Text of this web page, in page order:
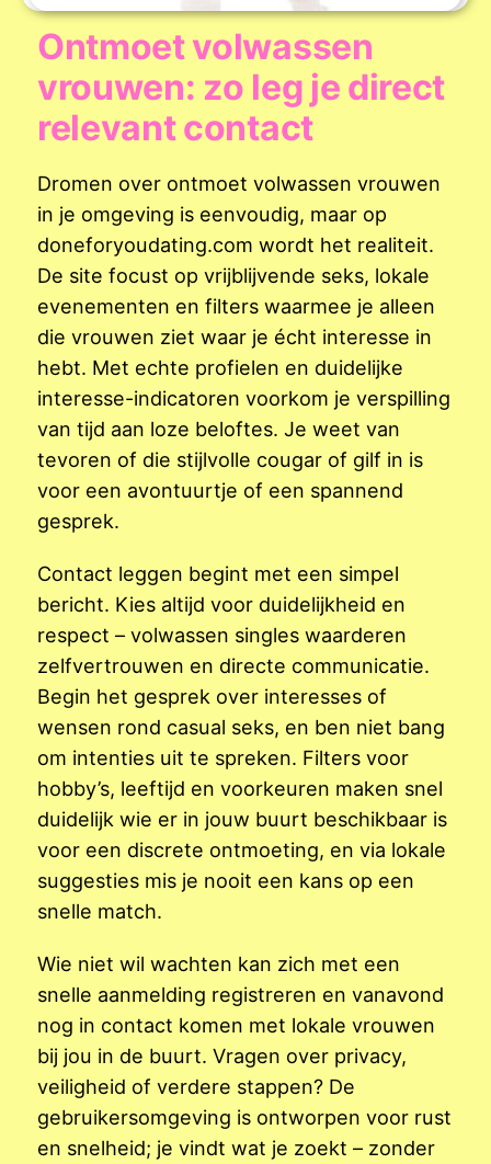
Ontmoet volwassen
vrouwen: zo leg je direct
relevant contact
Dromen over ontmoet volwassen vrouwen
in je omgeving is eenvoudig, maar op
doneforyoudating.com wordt het realiteit.
De site focust op vrijblijvende seks, lokale
evenementen en filters waarmee je alleen
die vrouwen ziet waar je écht interesse in
hebt. Met echte profielen en duidelijke
interesse-indicatoren voorkom je verspilling
van tijd aan loze beloftes. Je weet van
tevoren of die stijlvolle cougar of gilf in is
voor een avontuurtje of een spannend
gesprek.
Contact leggen begint met een simpel
bericht. Kies altijd voor duidelijkheid en
respect – volwassen singles waarderen
zelfvertrouwen en directe communicatie.
Begin het gesprek over interesses of
wensen rond casual seks, en ben niet bang
om intenties uit te spreken. Filters voor
hobby’s, leeftijd en voorkeuren maken snel
duidelijk wie er in jouw buurt beschikbaar is
voor een discrete ontmoeting, en via lokale
suggesties mis je nooit een kans op een
snelle match.
Wie niet wil wachten kan zich met een
snelle aanmelding registreren en vanavond
nog in contact komen met lokale vrouwen
bij jou in de buurt. Vragen over privacy,
veiligheid of verdere stappen? De
gebruikersomgeving is ontworpen voor rust
en snelheid; je vindt wat je zoekt – zonder